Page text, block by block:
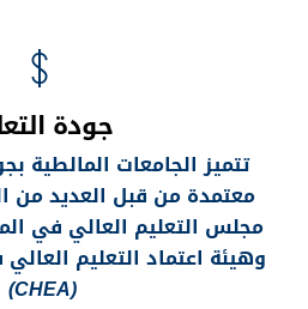
جودة
تتميز الجامعات المالطية
معتمدة من قبل العديد من
مجلس التعليم العالي في
وهيئة اعتماد التعليم
(
CHEA)